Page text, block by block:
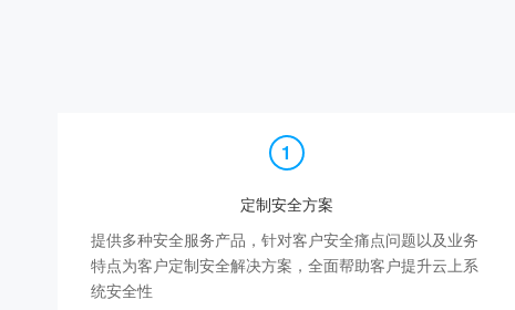
定制安全方案
提供多种安全服务产品，针对客户安全痛点问题以及业务
特点为客户定制安全解决方案，全面帮助客户提升云上系
统安全性